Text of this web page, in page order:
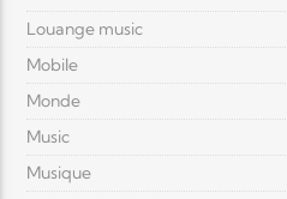
Louange music
Mobile
Monde
Music
Musique